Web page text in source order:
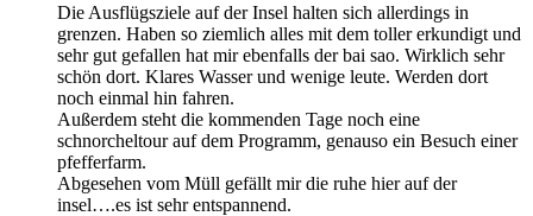
Die Ausflügsziele auf der Insel halten sich allerdings in
grenzen. Haben so ziemlich alles mit dem toller erkundigt und
sehr gut gefallen hat mir ebenfalls der bai sao. Wirklich sehr
schön dort. Klares Wasser und wenige leute. Werden dort
noch einmal hin fahren.
Außerdem steht die kommenden Tage noch eine
schnorcheltour auf dem Programm, genauso ein Besuch einer
pfefferfarm.
Abgesehen vom Müll gefällt mir die ruhe hier auf der
insel….es ist sehr entspannend.